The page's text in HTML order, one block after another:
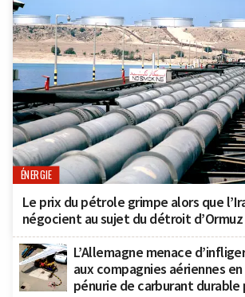
ÉNERGIE
Le prix du pétrole grimpe alors que
négocient au sujet du détroit d’Ormuz
L’Allemagne menace
aux compagnies aériennes en
pénurie de carburant durable